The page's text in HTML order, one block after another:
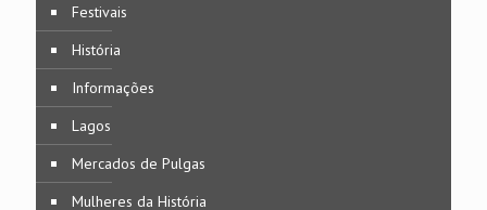
Festivais
História
Informações
Lagos
Mercados de Pulgas
Mulheres da História